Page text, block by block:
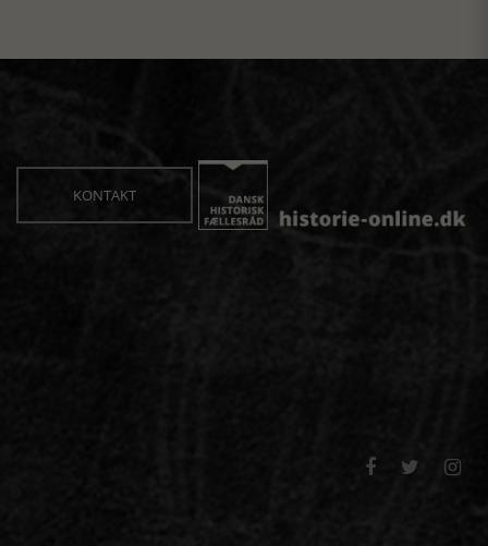
KONTAKT
  